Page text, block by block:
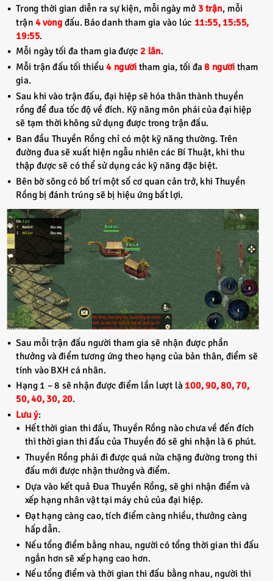
Trong thời gian diễn ra sự kiện, mỗi ngày mở 3 trận, mỗi
trận 4 vòng đấu. Báo danh tham gia vào lúc 11:55, 15:55,
19:55.
Mỗi ngày tối đa tham gia được 2 lần.
Mỗi trận đấu tối thiểu4 người tham gia, tối đa8 người tham
gia.
Sau khi vào trận đấu, đại hiệp sẽ hóa thân thành thuyền
rồng để đua tốc độ về đích. Kỹ năng môn phái của đại hiệp
sẽ tạm thời không sử dụng được trong trận đấu.
Ban đầu Thuyền Rồng chỉ có một kỹ năng thường. Trên
đường đua sẽ xuất hiện ngẫu nhiên các Bí Thuật, khi thu
thập được sẽ có thể sử dụng các kỹ năng đặc biệt.
Bên bờ sông có bố trí một số cơ quan cản trở, khi Thuyền
Rồng bị đánh trúng sẽ bị hiệu ứng bất lợi.
Sau mỗi trận đấu người tham gia sẽ nhận được phần
thưởng và điểm tương ứng theo hạng của bản thân, điểm sẽ
tính vào BXH cá nhân.
Hạng 1 – 8 sẽ nhận được điểm lần lượt là 100, 90, 80, 70,
50, 40, 30, 20.
Lưu ý:
Hết thời gian thi đấu, Thuyền Rồng nào chưa về đến đích
thì thời gian thi đấu của Thuyền đó sẽ ghi nhận là 6 phút.
Thuyền Rồng phải đi được quá nửa chặng đường trong thi
đấu mới được nhận thưởng và điểm.
Dựa vào kết quả Đua Thuyền Rồng, sẽ ghi nhận điểm và
xếp hạng nhân vật tại máy chủ của đại hiệp.
Đạt hạng càng cao, tích điểm càng nhiều, thưởng càng
hấp dẫn.
Nếu tổng điểm bằng nhau, người có tổng thời gian thi đấu
ngắn hơn sẽ xếp hạng cao hơn.
Nếu tổng điểm và thời gian thi đấu bằng nhau, người thi